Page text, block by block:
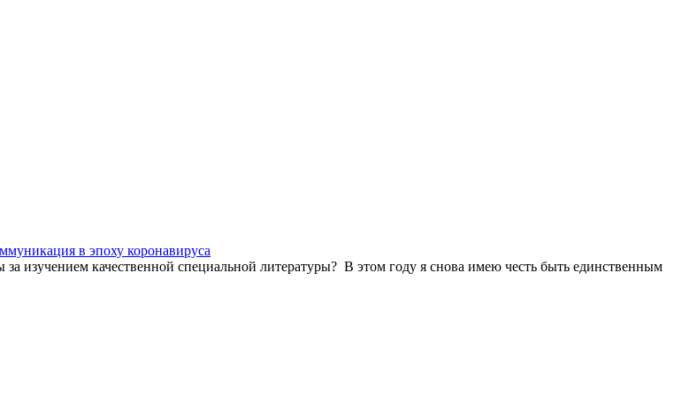
в эпоху коронавируса
изучением качественной специальной литературы? В этом году я снова имею честь быть единственным